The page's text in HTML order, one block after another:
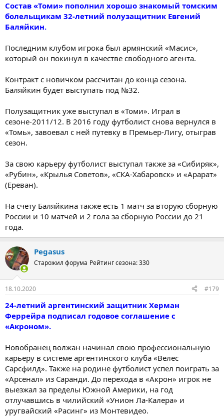
Состав «Томи» пополнил хорошо знакомый томским
болельщикам 32-летний полузащитник Евгений
Баляйкин.
Последним клубом игрока был армянский «Масис»,
который он покинул в качестве свободного агента.
Контракт с новичком рассчитан до конца сезона.
Баляйкин будет выступать под №32.
Полузащитник уже выступал в «Томи». Играл в
сезоне-2011/12. В 2016 году футболист снова вернулся в
«Томь», завоевал с ней путевку в Премьер-Лигу, отыграв
сезон.
За свою карьеру футболист выступал также за «Сибиряк»,
«Рубин», «Крылья Советов», «СКА-Хабаровск» и «Арарат»
(Ереван).
На счету Баляйкина также есть 1 матч за вторую сборную
России и 10 матчей и 2 гола за сборную России до 21
года.
Pegasus
Старожил форума Рейтинг сезона: 330
18.10.2020 #179
24-летний аргентинский защитник Херман
Феррейра подписал годовое соглашение с
«Акроном».
Новобранец волжан начинал свою профессиональную
карьеру в системе аргентинского клуба «Велес
Сарсфилд». Также на родине футболист успел поиграть за
«Арсенал» из Саранди. До перехода в «Акрон» игрок не
выезжал за пределы Южной Америки, на год
отлучавшись в чилийский «Унион Ла-Калера» и
уругвайский «Расинг» из Монтевидео.